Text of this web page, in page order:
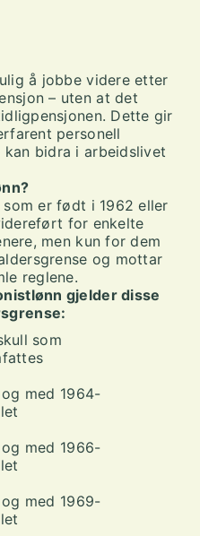
å jobbe videre etter
– uten at det
Dette gir
personell
bidra i arbeidslivet
er født i 1962 eller
for enkelte
men kun for dem
og mottar
reglene.
gjelder disse
som
med 1964-
med 1966-
med 1969-